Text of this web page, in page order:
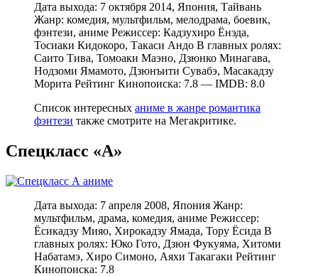
Дата выхода: 7 октября 2014, Япония, Тайвань
Жанр: комедия, мультфильм, мелодрама, боевик,
фэнтези, аниме Режиссер: Кадзухиро Ёнэда,
Тосиаки Кидокоро, Такаси Андо В главных ролях:
Саито Тива, Томоаки Маэно, Дзюнко Минагава,
Нодзоми Ямамото, Дзюнъити Сувабэ, Масакадзу
Морита Рейтинг Кинопоиска: 7.8 — IMDB: 8.0
Список интересных аниме в жанре романтика
фэнтези также смотрите на Мегакритике.
Спецкласс «А»
Дата выхода: 7 апреля 2008, Япония Жанр:
мультфильм, драма, комедия, аниме Режиссер:
Ёсикадзу Мияо, Хирокадзу Ямада, Тору Ёсида В
главных ролях: Юко Гото, Дзюн Фукуяма, Хитоми
Набатамэ, Хиро Симоно, Аяхи Такагаки Рейтинг
Кинопоиска: 7.8